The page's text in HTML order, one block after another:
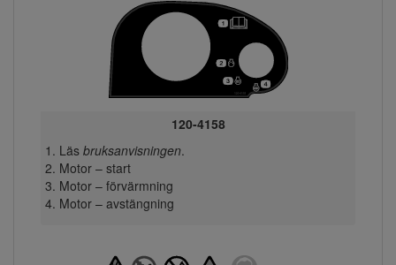
120-4158
Läs bruksanvisningen.
Motor – start
Motor – förvärmning
Motor – avstängning